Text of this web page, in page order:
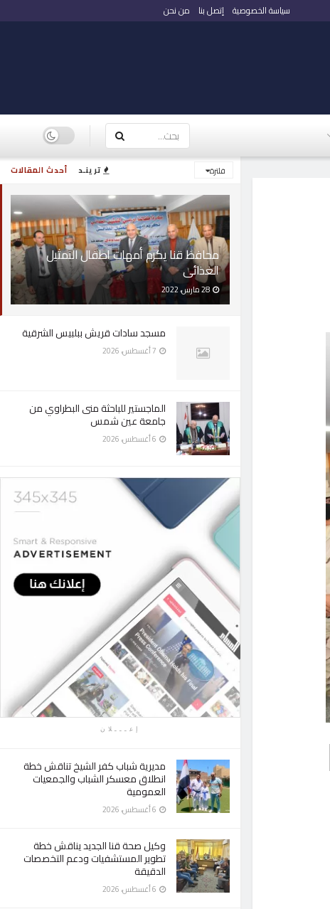
أحدث المقالات ترينـد فلترة
محافظ قنا يكرم أمهات اطفال التمثيل
الغذائى
مسجد سادات قريش ببلبيس الشرقية
الماجستير للباحثة منى البطراوي من
جامعة عين شمس
إعـــلان
مديرية شباب كفر الشيخ تناقش خطة
انطلاق معسكر الشباب والجمعيات
العمومية
وكيل صحة قنا الجديد يناقش خطة
تطوير المستشفيات ودعم التخصصات
الدقيقة
سياسة الخصوصية إتصل بنا من نحن